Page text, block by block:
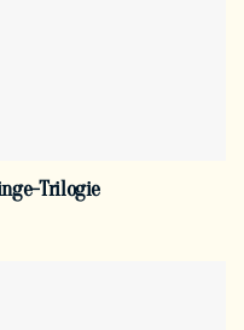
Trilogie